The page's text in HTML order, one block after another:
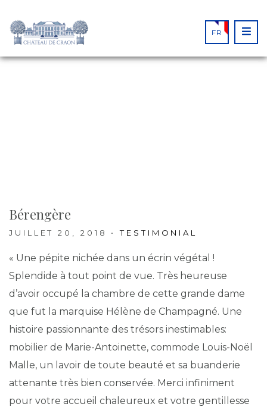
FR
Bérengère
JUILLET 20, 2018 •TESTIMONIAL
« Une pépite nichée dans un écrin végétal !
Splendide à tout point de vue. Très heureuse
d’avoir occupé la chambre de cette grande dame
que fut la marquise Hélène de Champagné. Une
histoire passionnante des trésors inestimables:
mobilier de Marie-Antoinette, commode Louis-Noël
Malle, un lavoir de toute beauté et sa buanderie
attenante très bien conservée. Merci infiniment
pour votre accueil chaleureux et votre gentillesse